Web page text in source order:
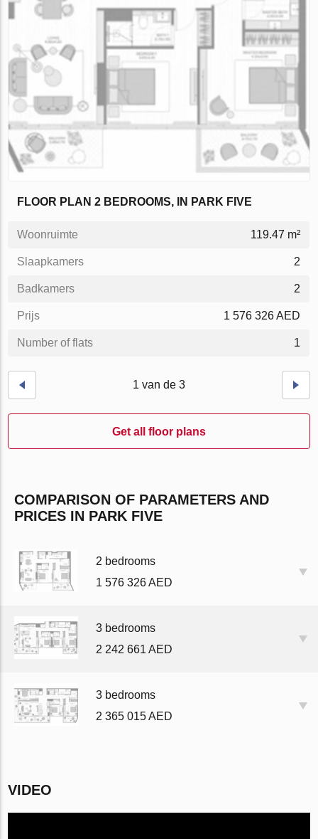
FLOOR PLAN 2 BEDROOMS, IN PARK FIVE
Woonruimte 119.47 m²
Slaapkamers 2
Badkamers 2
Prijs 1 576 326 AED
Number of flats 1
Get all floor plans
1 van de 3
COMPARISON OF PARAMETERS AND
PRICES IN PARK FIVE
2 bedrooms
1 576 326 AED
3 bedrooms
2 242 661 AED
3 bedrooms
2 365 015 AED
VIDEO